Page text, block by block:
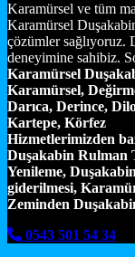
Karamürsel ve tüm
Karamürsel
çözümler sağlıyoruz.
deneyimine sahibiz.
Karamürsel
Karamürsel,
Darıca, Derince,
Kartepe, Körfez
Hizmetlerimizden
Duşakabin Rulman
Yenileme,
giderilmesi,
Zeminden
0543 501 54 34